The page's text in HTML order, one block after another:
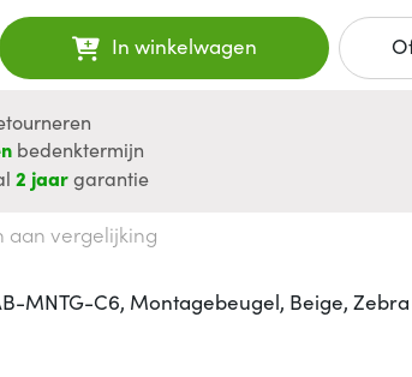
In winkelwagen
bedenktermijn
2 jaargarantie
aan vergelijking
MNTG-C6, Montagebeugel, Beige, Zebra